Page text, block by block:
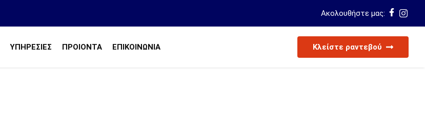
Ακολουθήστε μας:
ΥΠΗΡΕΣΙΕΣ ΠΡΟΙΌΝΤΑ ΕΠΙΚΟΙΝΩΝΙΑ Κλείστε ραντεβού